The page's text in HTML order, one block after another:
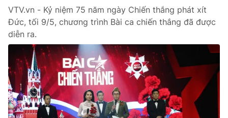
Hậu trường
Nhân vật
Khán giả
Giải sao mai
Điện ảnh
Âm nhạc
Sao
Đời sống
Du lịch
Làm đẹp
Chất lượng cuộc sống
Giáo dục
Tuyển sinh
Học trực tuyến
Công nghệ
Hitech Công nghệ tương lai
Giao lưu trực tuyến
VTV.vn - Kỷ niệm 75 năm ngày Chiến thắng phát xít
Đức, tối 9/5, chương trình Bài ca chiến thắng đã được
diễn ra.